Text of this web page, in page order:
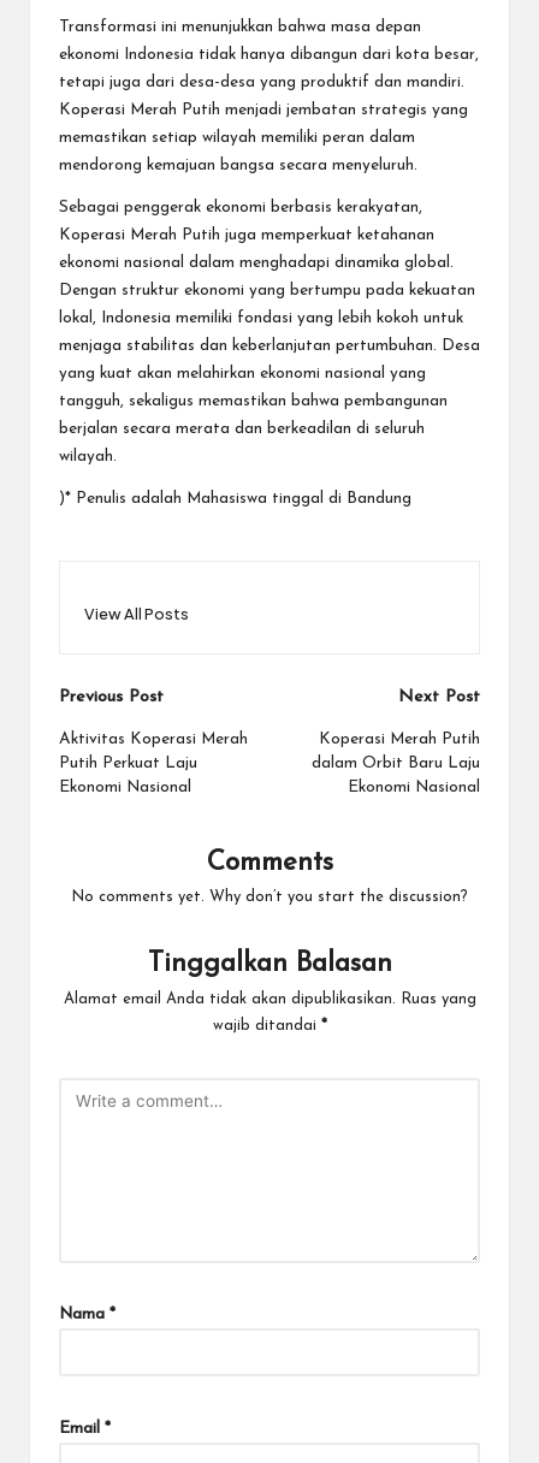
Transformasi ini menunjukkan bahwa masa depan
ekonomi Indonesia tidak hanya dibangun dari kota besar,
tetapi juga dari desa-desa yang produktif dan mandiri.
Koperasi Merah Putih menjadi jembatan strategis yang
memastikan setiap wilayah memiliki peran dalam
mendorong kemajuan bangsa secara menyeluruh.
Sebagai penggerak ekonomi berbasis kerakyatan,
Koperasi Merah Putih juga memperkuat ketahanan
ekonomi nasional dalam menghadapi dinamika global.
Dengan struktur ekonomi yang bertumpu pada kekuatan
lokal, Indonesia memiliki fondasi yang lebih kokoh untuk
menjaga stabilitas dan keberlanjutan pertumbuhan. Desa
yang kuat akan melahirkan ekonomi nasional yang
tangguh, sekaligus memastikan bahwa pembangunan
berjalan secara merata dan berkeadilan di seluruh
wilayah.
)* Penulis adalah Mahasiswa tinggal di Bandung
View All Posts
Post
navigation
Previous Post
Aktivitas Koperasi Merah
Putih Perkuat Laju
Ekonomi Nasional
Next Post
Koperasi Merah Putih
dalam Orbit Baru Laju
Ekonomi Nasional
Comments
No comments yet. Why don’t you start the discussion?
Tinggalkan Balasan
Alamat email Anda tidak akan dipublikasikan.
Ruas yang
wajib ditandai *
Nama *
Email *